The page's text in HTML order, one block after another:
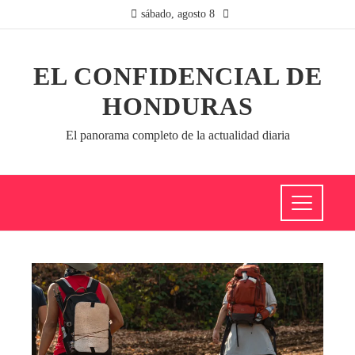
sábado, agosto 8
EL CONFIDENCIAL DE
HONDURAS
El panorama completo de la actualidad diaria